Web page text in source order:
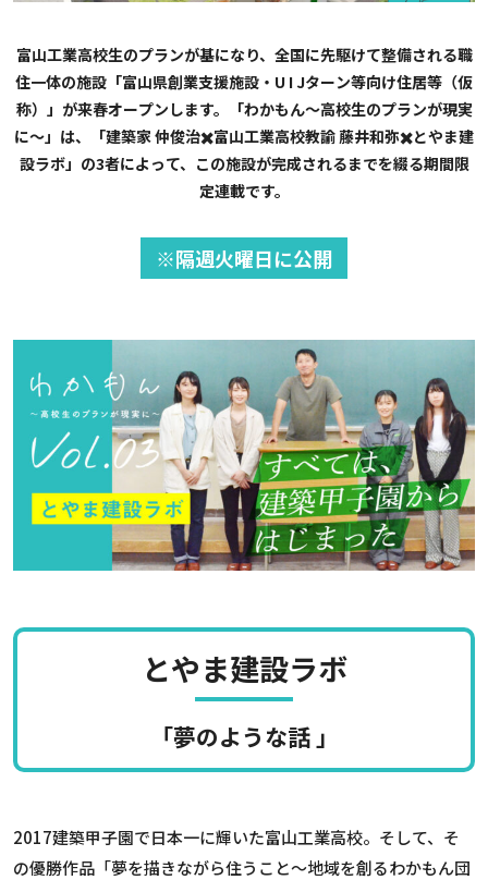
富山工業高校生のプランが基になり、全国に先駆けて整備される職
住一体の施設「富山県創業支援施設・U I Jターン等向け住居等（仮
称）」が来春オープンします。「わかもん〜高校生のプランが現実
に〜」は、「建築家 仲俊治✖️富山工業高校教諭 藤井和弥✖️とやま建
設ラボ」の3者によって、この施設が完成されるまでを綴る期間限
定連載です。
※隔週火曜日に公開
とやま建設ラボ
「夢のような話 」
2017建築甲子園で日本一に輝いた富山工業高校。そして、そ
の優勝作品「夢を描きながら住うこと〜地域を創るわかもん団